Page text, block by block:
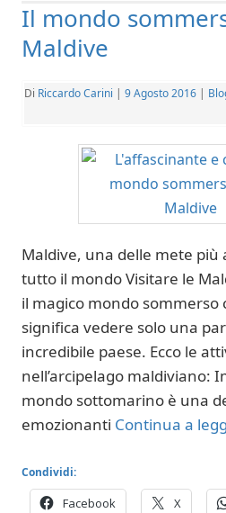
Il mondo
Maldive
Di Riccardo Carini | 9 Agosto 2016 |
Maldive, una delle mete più
tutto il mondo Visitare le
il magico mondo sommerso
significa vedere solo una
incredibile paese. Ecco le
nell’arcipelago maldiviano:
mondo sottomarino è una
emozionanti Continua a
Condividi:
Facebook X